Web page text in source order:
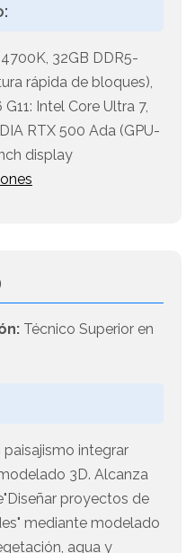
32GB DDR5-
rápida de bloques),
Intel Core Ultra 7,
RTX 500 Ada (GPU-
display
Técnico Superior en
integrar
3D. Alcanza
proyectos de
mediante modelado
agua y